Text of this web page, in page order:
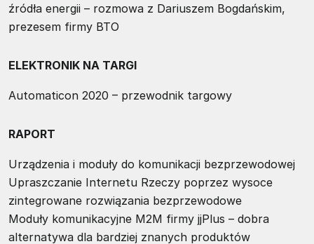
źródła energii – rozmowa z Dariuszem Bogdańskim,
prezesem firmy BTO
ELEKTRONIK NA TARGI
Automaticon 2020 – przewodnik targowy
RAPORT
Urządzenia i moduły do komunikacji bezprzewodowej
Upraszczanie Internetu Rzeczy poprzez wysoce
zintegrowane rozwiązania bezprzewodowe
Moduły komunikacyjne M2M firmy jjPlus – dobra
alternatywa dla bardziej znanych produktów